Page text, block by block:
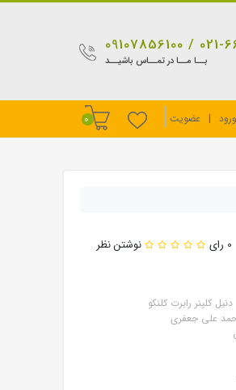
021-
بــا مــا در تمــاس باشیــد
ورود | عضویت 0
0 رای نوشتن نظر
دنیل کلپنر رابرت کلنکو
علی جعفری